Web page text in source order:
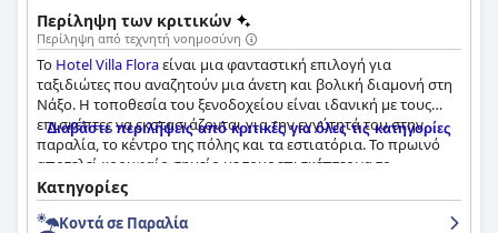
Περίληψη των κριτικών
Περίληψη από τεχνητή νοημοσύνη
Το Hotel Villa Floraείναι μια φανταστική επιλογή για
ταξιδιώτες που αναζητούν μια άνετη και βολική διαμονή στη
Νάξο. Η τοποθεσία του ξενοδοχείου είναι ιδανική με τους
επισκέπτες να εκστασιάζονται για την εγγύτητά του στην
παραλία, το κέντρο της πόλης και τα εστιατόρια. Το πρωινό
αποτελεί κορυφαίο σημείο με τους επισκέπτες να το
περιγράφουν ως καταπληκτικό, εξαιρετικό και φανταστικό, με
σπιτικές λιχουδιές και τοπικά προϊόντα. Τα δωμάτια είναι
όμορφα, μοντέρνα και ευρύχωρα με άνετα κρεβάτια και
Διαβάστε περιλήψεις από κριτικές για όλες τις κατηγορίες
Κατηγορίες
Κοντά σε Παραλία